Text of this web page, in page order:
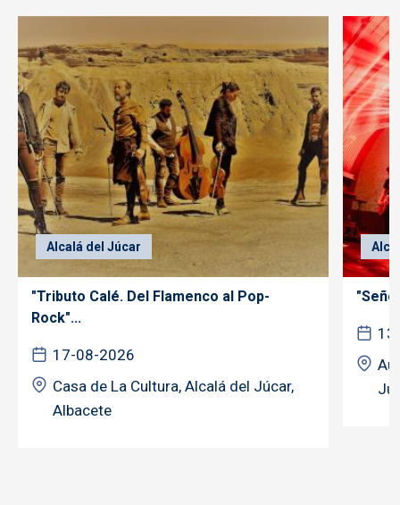
Alcalá del Júcar
"Tributo Calé. Del Flamenco al Pop-
Rock"...
17-08-2026
Casa de La Cultura, Alcalá del Júcar,
Albacete